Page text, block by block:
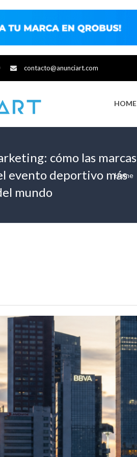
contacto@anunciart.com
HOME
cómo las marcas
evento deportivo más
mundo
Home